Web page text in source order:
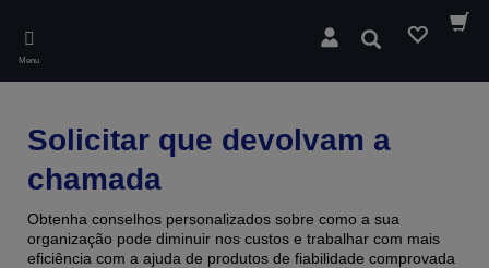
main
content
Menu
Pesquisar
Solicitar que devolvam a
chamada
Obtenha conselhos personalizados sobre como a sua
organização pode diminuir nos custos e trabalhar com mais
eficiência com a ajuda de produtos de fiabilidade comprovada ​​